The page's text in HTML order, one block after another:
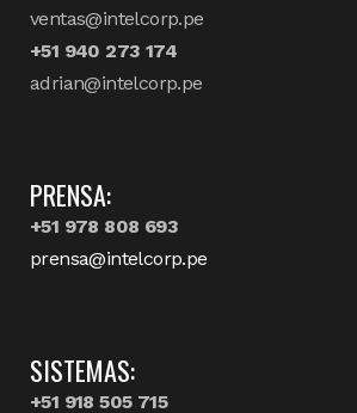
ventas@intelcorp.pe
+51 940 273 174
adrian@intelcorp.pe
PRENSA:
+51 978 808 693
prensa@intelcorp.pe
SISTEMAS:
+51 918 505 715